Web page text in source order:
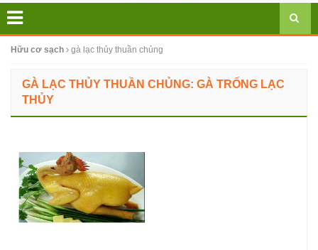
Hữu cơ sạch gà lạc thủy thuần chủng
GÀ LẠC THỦY THUẦN CHỦNG: GÀ TRỐNG LẠC
THỦY